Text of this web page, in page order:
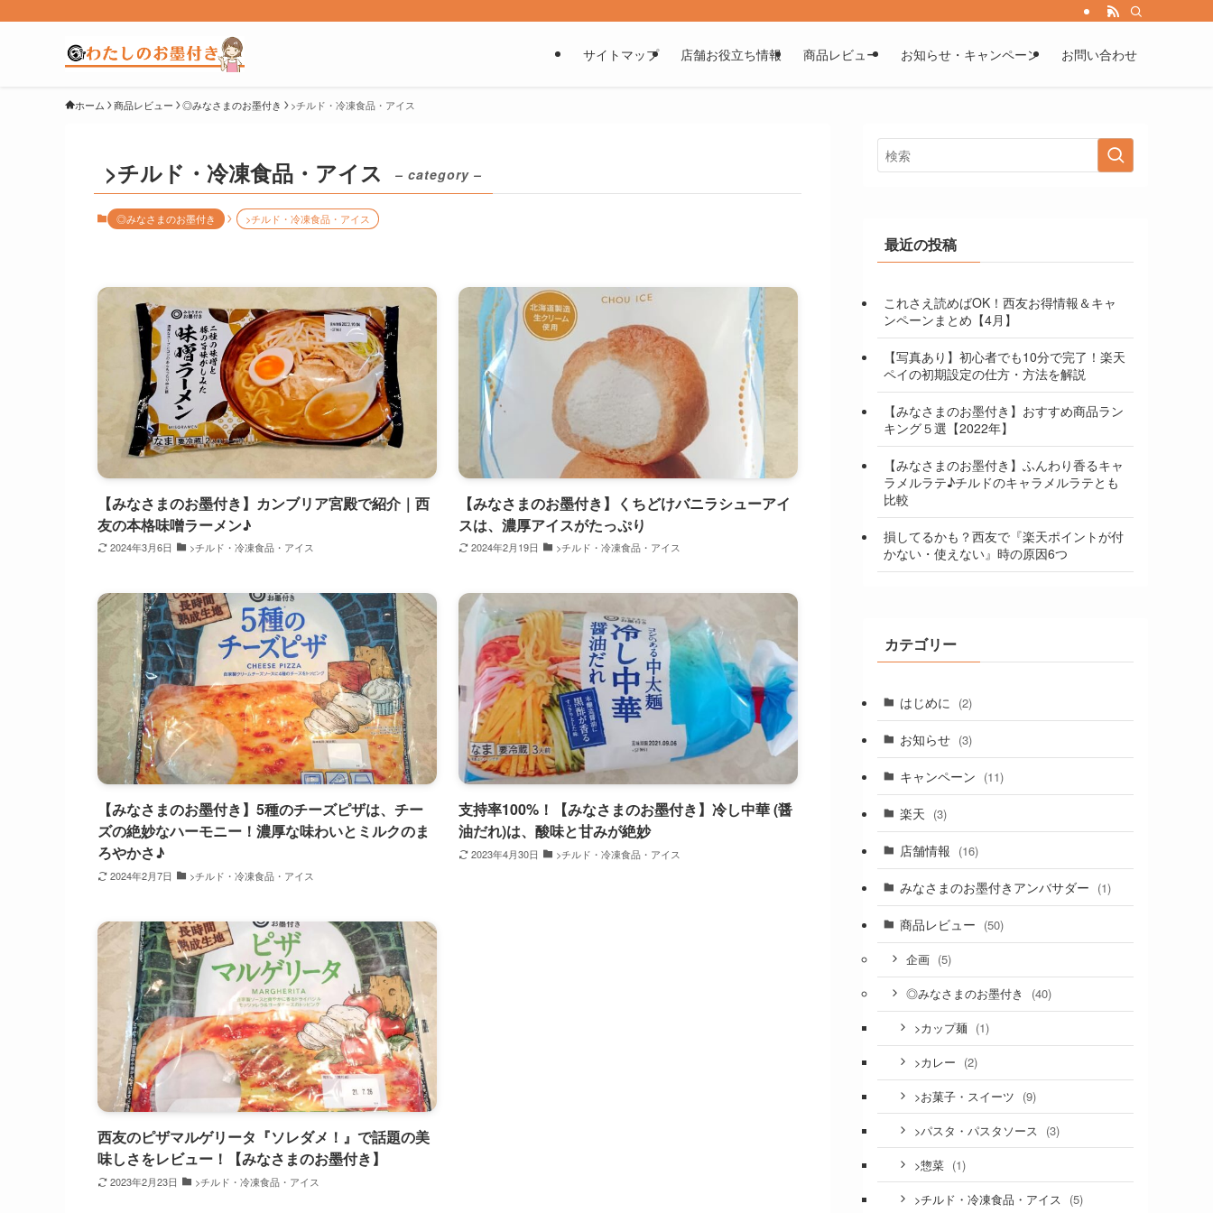
サイトマップ 店舗お役立ち情報 商品レビュー お知らせ・キャンペーン お問い合わせ
ホーム 商品レビュー ◎みなさまのお墨付き >チルド・冷凍食品・アイス
>チルド・冷凍食品・アイス – category –
◎みなさまのお墨付き >チルド・冷凍食品・アイス
【みなさまのお墨付き】カンブリア宮殿で紹介｜西
友の本格味噌ラーメン♪
2024年3月6日 >チルド・冷凍食品・アイス
【みなさまのお墨付き】くちどけバニラシューアイ
スは、濃厚アイスがたっぷり
2024年2月19日 >チルド・冷凍食品・アイス
【みなさまのお墨付き】5種のチーズピザは、チー
ズの絶妙なハーモニー！濃厚な味わいとミルクのま
ろやかさ♪
2024年2月7日 >チルド・冷凍食品・アイス
支持率100%！【みなさまのお墨付き】冷し中華 (醤
油だれ)は、酸味と甘みが絶妙
2023年4月30日 >チルド・冷凍食品・アイス
西友のピザマルゲリータ『ソレダメ！』で話題の美
味しさをレビュー！【みなさまのお墨付き】
2023年2月23日 >チルド・冷凍食品・アイス
最近の投稿
これさえ読めばOK！西友お得情報＆キャ
ンペーンまとめ【4月】
【写真あり】初心者でも10分で完了！楽天
ペイの初期設定の仕方・方法を解説
【みなさまのお墨付き】おすすめ商品ラン
キング５選【2022年】
【みなさまのお墨付き】ふんわり香るキャ
ラメルラテ♪チルドのキャラメルラテとも
比較
損してるかも？西友で『楽天ポイントが付
かない・使えない』時の原因6つ
カテゴリー
はじめに (2)
お知らせ (3)
キャンペーン (11)
楽天 (3)
店舗情報 (16)
みなさまのお墨付きアンバサダー (1)
商品レビュー (50)
企画 (5)
◎みなさまのお墨付き (40)
>カップ麺 (1)
>カレー (2)
>お菓子・スイーツ (9)
>パスタ・パスタソース (3)
>惣菜 (1)
>チルド・冷凍食品・アイス (5)